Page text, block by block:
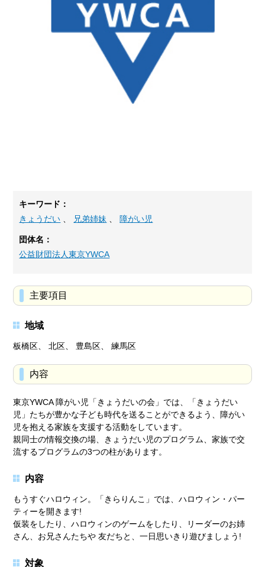
キーワード：
きょうだい 、 兄弟姉妹 、 障がい児
団体名：
公益財団法人東京YWCA
主要項目
地域
板橋区、 北区、 豊島区、 練馬区
内容
東京YWCA 障がい児「きょうだいの会」では、「きょうだい
児」たちが豊かな子ども時代を送ることができるよう、障がい
児を抱える家族を支援する活動をしています。
親同士の情報交換の場、きょうだい児のプログラム、家族で交
流するプログラムの3つの柱があります。
内容
もうすぐハロウィン。「きらりんこ」では、ハロウィン・パー
ティーを開きます!
仮装をしたり、ハロウィンのゲームをしたり、リーダーのお姉
さん、お兄さんたちや 友だちと、一日思いきり遊びましょう!
対象